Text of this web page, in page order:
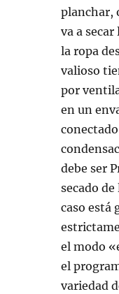
planchar,
va a
la ropa
valioso
por
en un
debe ser
secado
caso está
el modo
el
variedad